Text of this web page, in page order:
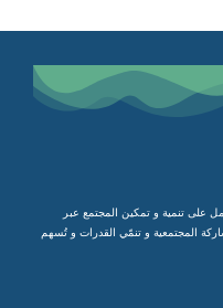
على تنمية و تمكين المجتمع عبر
المجتمعية و تنمّي القدرات و تُسهم